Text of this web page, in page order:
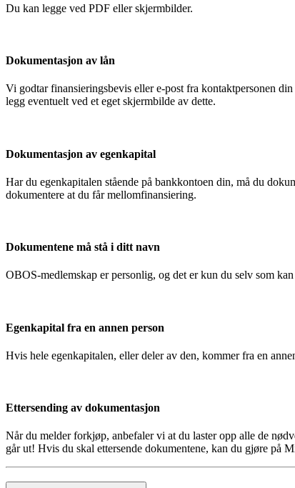
Du kan legge ved PDF eller skjermbilder.
Dokumentasjon av lån
Vi godtar finansieringsbevis eller e-post fra kontaktpersonen
legg eventuelt ved et eget skjermbilde av dette.
Dokumentasjon av egenkapital
Har du egenkapitalen stående på bankkontoen din, må du
dokumentere at du får mellomfinansiering.
Dokumentene må stå i ditt navn
OBOS-medlemskap er personlig, og det er kun du selv som
Egenkapital fra en annen person
Hvis hele egenkapitalen, eller deler av den, kommer fra en
Ettersending av dokumentasjon
Når du melder forkjøp, anbefaler vi at du laster opp alle de
går ut! Hvis du skal ettersende dokumentene, kan du gjøre på